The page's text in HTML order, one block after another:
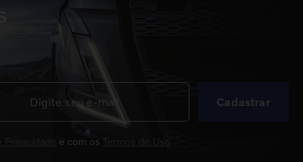
Cadastrar
e com os Termos de Uso